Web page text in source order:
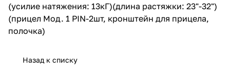
(усилие натяжения: 13кГ)(длина растяжки: 23"-32")
(прицел Мод. 1 PIN-2шт, кронштейн для прицела,
полочка)
Назад к списку